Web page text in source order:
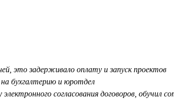
это задерживало оплату и запуск проектов
на бухгалтерию и юротдел
согласования договоров,